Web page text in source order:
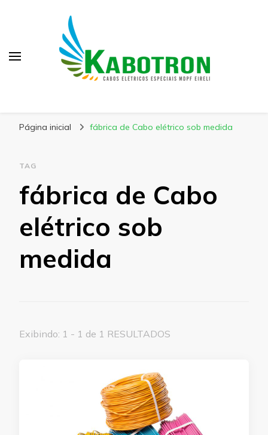
Página inicial fábrica de Cabo elétrico sob medida
TAG
fábrica de Cabo
elétrico sob
medida
Exibindo: 1 - 1 de 1 RESULTADOS